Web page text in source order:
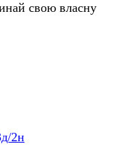
свою власну
2н